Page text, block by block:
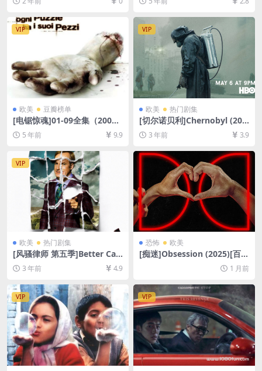
+夸克网盘1080P超清未删减
资源][网盘在线播放/下载][MP
4/9GB][中英字幕]
盘资源1080P超清未删减][MP
4/15GB][中英字幕]
VIP
欧美 豆瓣榜单
[电锯惊魂]01-09全集（2004-
2021）[百度网盘+迅雷云盘资
源1080P超清未删减][MP4/48
5 年前 9.9
VIP
欧美 热门剧集
[切尔诺贝利]Chernobyl (201
9)[百度网盘+夸克网盘1080P
超清未删减资源][网盘在线播
幕]
3 年前 3.9
VIP
欧美 热门剧集
[风骚律师 第五季]Better Call
Saul Season 5 (2020)[百度网
盘+迅雷云盘+阿里云盘资源10
80P超清未删减][MP4/13GB]
[中英字幕]
3 年前 4.9
恐怖 欧美
[痴迷]Obsession (2025)[百度
网盘+夸克网盘1080P超清未
删减资源][网盘在线播放/下
载][MP4/6.9GB][中英字幕]
1 月前
VIP VIP